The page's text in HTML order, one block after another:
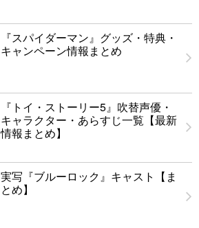
『スパイダーマン』グッズ・特典・
キャンペーン情報まとめ
『トイ・ストーリー5』吹替声優・
キャラクター・あらすじ一覧【最新
情報まとめ】
実写『ブルーロック』キャスト【ま
とめ】